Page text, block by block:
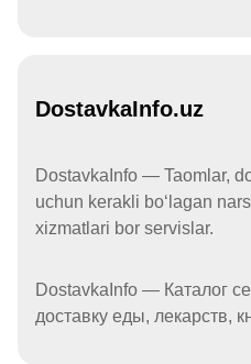
DostavkaInfo.uz
DostavkaInfo — Taomlar,
uchun kerakli boʻlagan
xizmatlari bor servislar.
DostavkaInfo — Каталог
доставку еды, лекарств,